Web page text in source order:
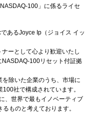
100」に係るライセ
あるJoyce Ip（ジョイス イッ
ーとして心より歓迎いたし
NASDAQ-100リセット付証拠
除いた企業のうち、市場に
社で構成されています。
、世界で最もイノベーティブ
ものと考えております。